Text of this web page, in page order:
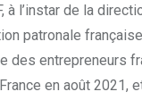
à l’instar de la
patronale
des entrepreneurs
en août 2021,